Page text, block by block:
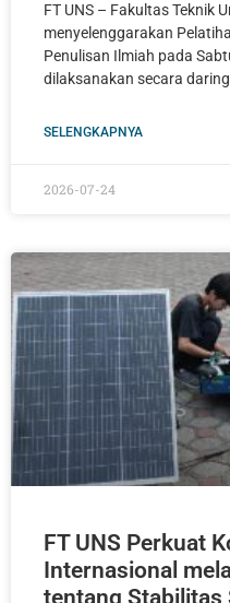
FT UNS – Fakultas Teknik
menyelenggarakan
Penulisan Ilmiah pada
dilaksanakan secara
SELENGKAPNYA
2026-07-24
FT UNS Perkuat
Internasional
tentang Stabilitas